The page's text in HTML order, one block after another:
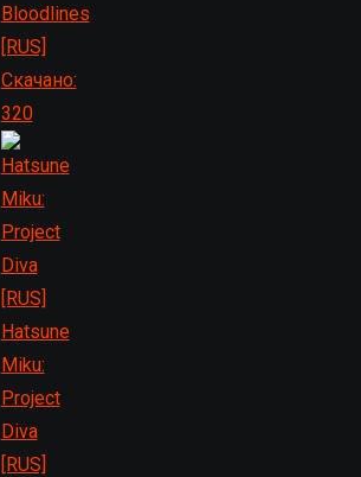
Bloodlines
[RUS]
Скачано:
320
Hatsune
Miku:
Project
Diva
[RUS]